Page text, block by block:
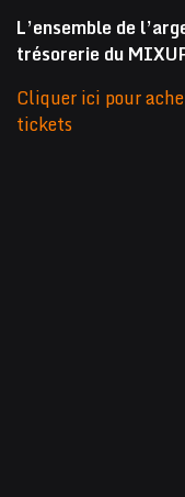
L’ensemble de
trésorerie du
Cliquer ici pour
tickets